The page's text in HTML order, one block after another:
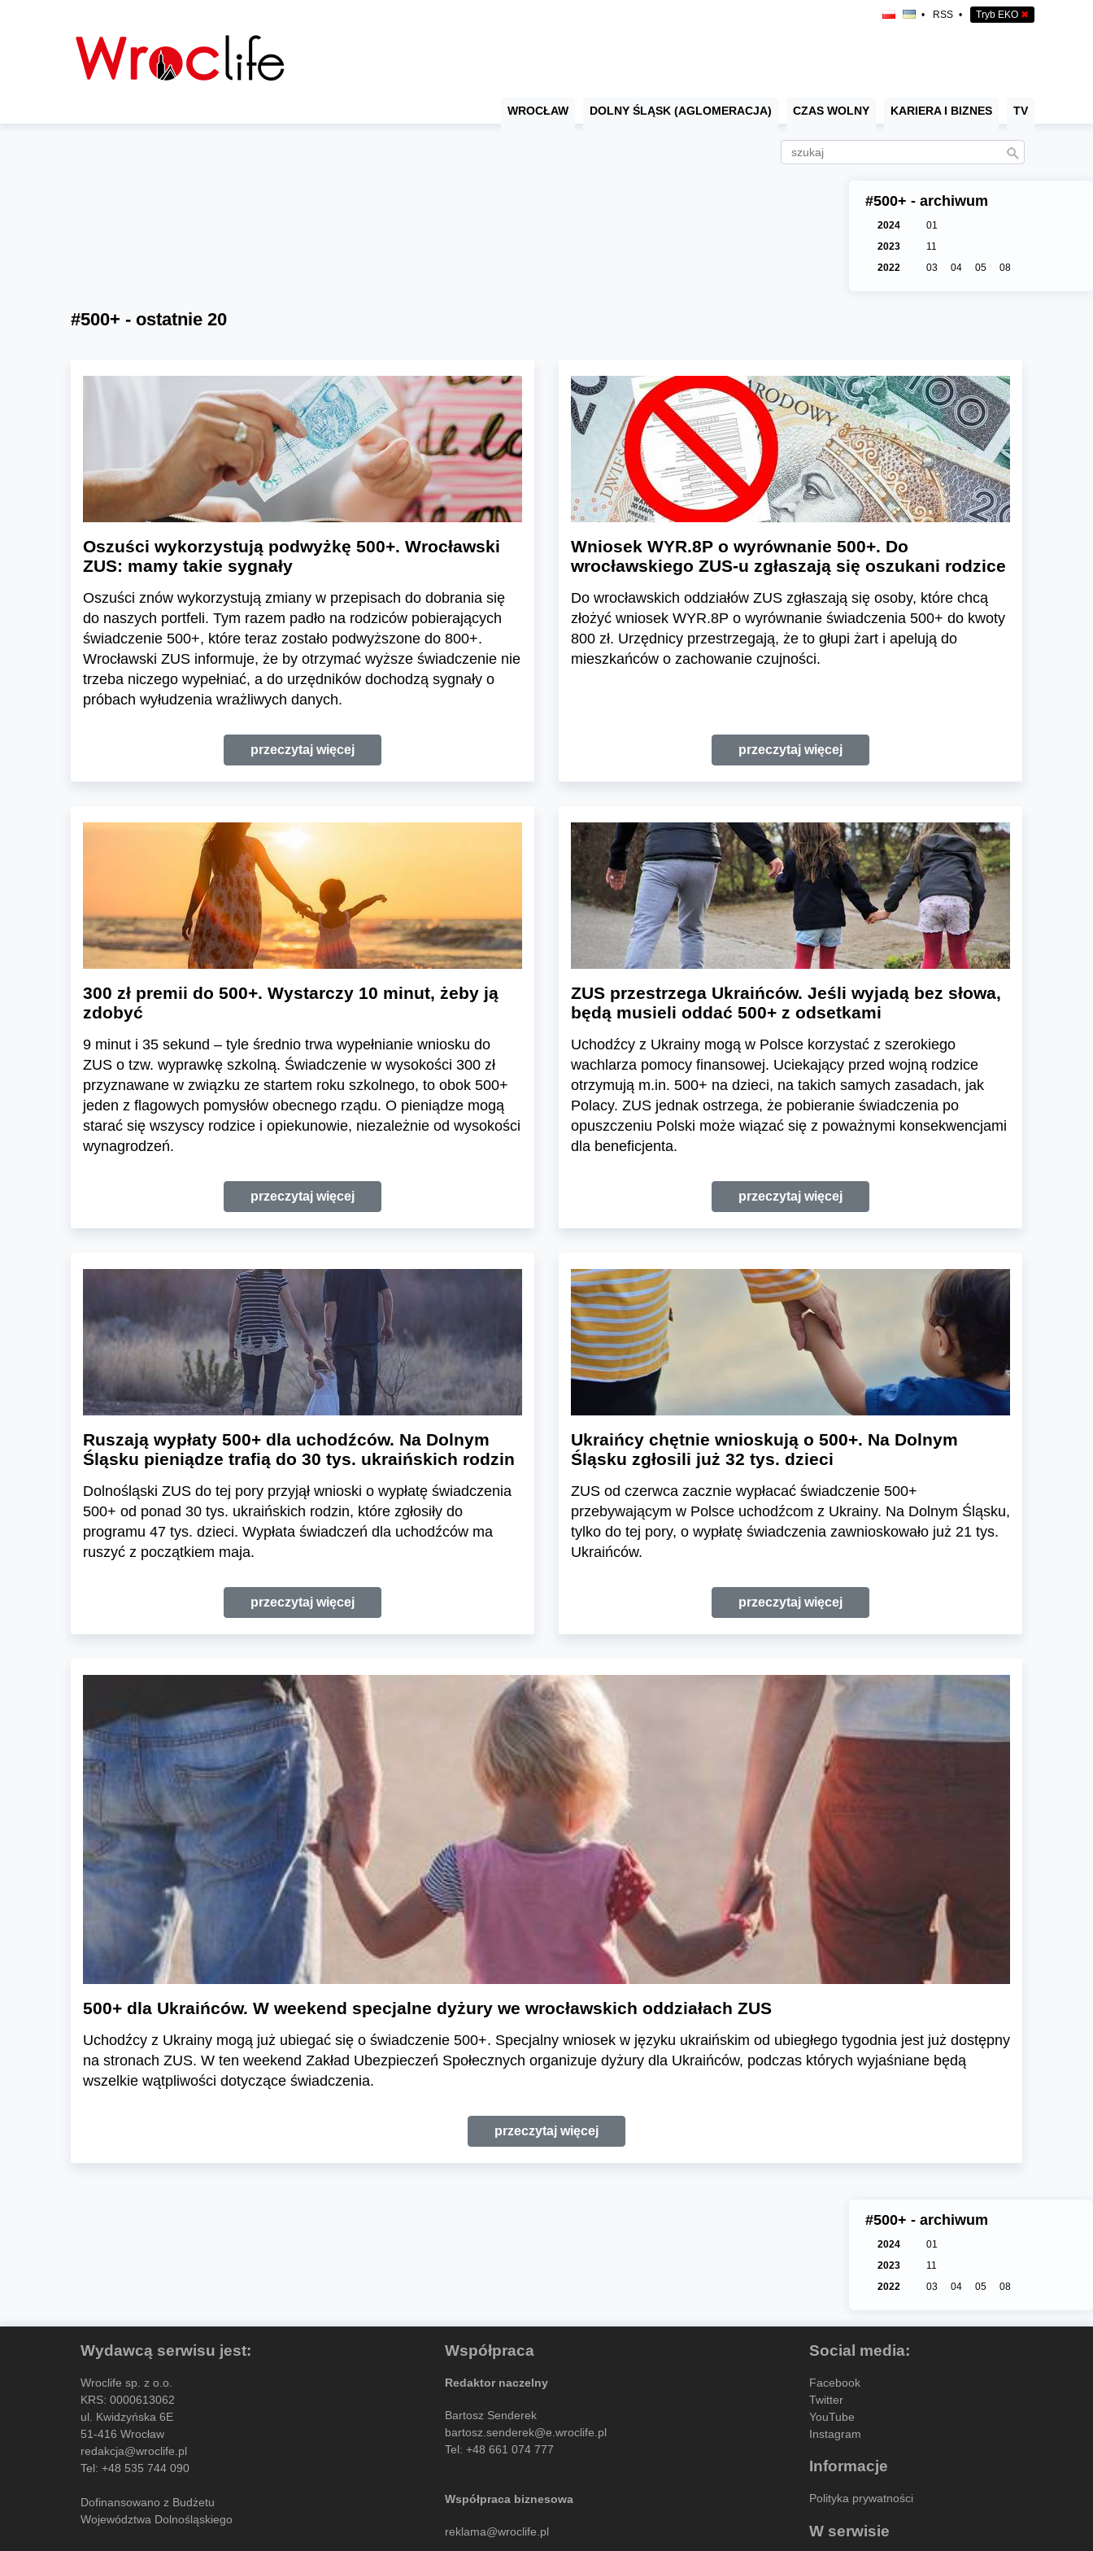
• RSS • Tryb EKO ✖
WROCŁAW DOLNY ŚLĄSK (AGLOMERACJA) CZAS WOLNY KARIERA I BIZNES TV
#500+ - archiwum
2024
01
2023
11
2022
03 04 05 08
#500+ - ostatnie 20
Oszuści wykorzystują podwyżkę 500+. Wrocławski
ZUS: mamy takie sygnały
Oszuści znów wykorzystują zmiany w przepisach do dobrania się
do naszych portfeli. Tym razem padło na rodziców pobierających
świadczenie 500+, które teraz zostało podwyższone do 800+.
Wrocławski ZUS informuje, że by otrzymać wyższe świadczenie nie
trzeba niczego wypełniać, a do urzędników dochodzą sygnały o
próbach wyłudzenia wrażliwych danych.
przeczytaj więcej
Wniosek WYR.8P o wyrównanie 500+. Do
wrocławskiego ZUS-u zgłaszają się oszukani rodzice
Do wrocławskich oddziałów ZUS zgłaszają się osoby, które chcą
złożyć wniosek WYR.8P o wyrównanie świadczenia 500+ do kwoty
800 zł. Urzędnicy przestrzegają, że to głupi żart i apelują do
mieszkańców o zachowanie czujności.
przeczytaj więcej
300 zł premii do 500+. Wystarczy 10 minut, żeby ją
zdobyć
9 minut i 35 sekund – tyle średnio trwa wypełnianie wniosku do
ZUS o tzw. wyprawkę szkolną. Świadczenie w wysokości 300 zł
przyznawane w związku ze startem roku szkolnego, to obok 500+
jeden z flagowych pomysłów obecnego rządu. O pieniądze mogą
starać się wszyscy rodzice i opiekunowie, niezależnie od wysokości
wynagrodzeń.
przeczytaj więcej
ZUS przestrzega Ukraińców. Jeśli wyjadą bez słowa,
będą musieli oddać 500+ z odsetkami
Uchodźcy z Ukrainy mogą w Polsce korzystać z szerokiego
wachlarza pomocy finansowej. Uciekający przed wojną rodzice
otrzymują m.in. 500+ na dzieci, na takich samych zasadach, jak
Polacy. ZUS jednak ostrzega, że pobieranie świadczenia po
opuszczeniu Polski może wiązać się z poważnymi konsekwencjami
dla beneficjenta.
przeczytaj więcej
Ruszają wypłaty 500+ dla uchodźców. Na Dolnym
Śląsku pieniądze trafią do 30 tys. ukraińskich rodzin
Dolnośląski ZUS do tej pory przyjął wnioski o wypłatę świadczenia
500+ od ponad 30 tys. ukraińskich rodzin, które zgłosiły do
programu 47 tys. dzieci. Wypłata świadczeń dla uchodźców ma
ruszyć z początkiem maja.
przeczytaj więcej
Ukraińcy chętnie wnioskują o 500+. Na Dolnym
Śląsku zgłosili już 32 tys. dzieci
ZUS od czerwca zacznie wypłacać świadczenie 500+
przebywającym w Polsce uchodźcom z Ukrainy. Na Dolnym Śląsku,
tylko do tej pory, o wypłatę świadczenia zawnioskowało już 21 tys.
Ukraińców.
przeczytaj więcej
500+ dla Ukraińców. W weekend specjalne dyżury we wrocławskich oddziałach ZUS
Uchodźcy z Ukrainy mogą już ubiegać się o świadczenie 500+. Specjalny wniosek w języku ukraińskim od ubiegłego tygodnia jest już dostępny
na stronach ZUS. W ten weekend Zakład Ubezpieczeń Społecznych organizuje dyżury dla Ukraińców, podczas których wyjaśniane będą
wszelkie wątpliwości dotyczące świadczenia.
przeczytaj więcej
#500+ - archiwum
2024
01
2023
11
2022
03 04 05 08
Wydawcą serwisu jest:
Wroclife sp. z o.o.
KRS: 0000613062
ul. Kwidzyńska 6E
51-416 Wrocław
redakcja@wroclife.pl
Tel: +48 535 744 090
Dofinansowano z Budżetu
Województwa Dolnośląskiego
Współpraca
Redaktor naczelny
Bartosz Senderek
bartosz.senderek@e.wroclife.pl
Tel: +48 661 074 777
Współpraca biznesowa
reklama@wroclife.pl
Social media:
Facebook
Twitter
YouTube
Instagram
Informacje
Polityka prywatności
W serwisie